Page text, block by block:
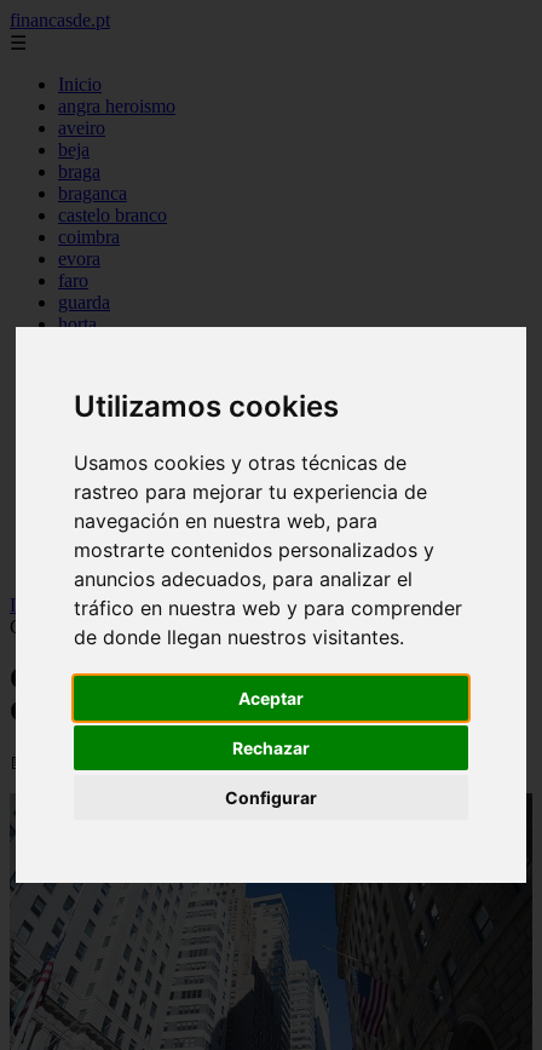
Utilizamos cookies
Usamos cookies y otras técnicas de
rastreo para mejorar tu experiencia de
navegación en nuestra web, para
mostrarte contenidos personalizados y
anuncios adecuados, para analizar el
tráfico en nuestra web y para comprender
de donde llegan nuestros visitantes.
Aceptar
Rechazar
Configurar
financasde.pt
☰
Inicio
angra heroismo
aveiro
beja
braga
braganca
castelo branco
coimbra
evora
faro
guarda
horta
madeira
ponta delgada
porto
santarem
setubal
viana castelo
vila real
viseu
Inicio
financaspt > O Famoso Mercado De Wall Street |
ComoEconomizar.net
O Famoso Mercado De Wall Street |
ComoEconomizar.net
📅 10/09/2025